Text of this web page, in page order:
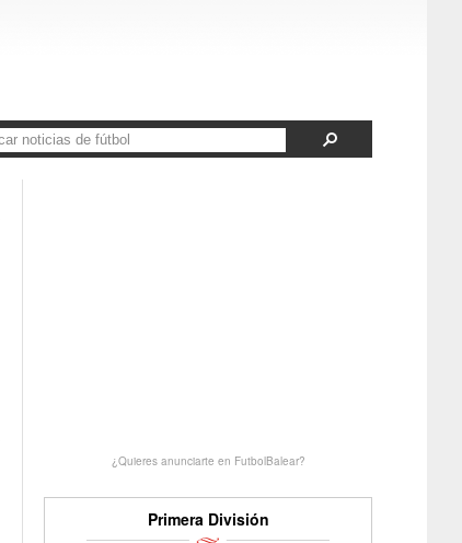
¿Quieres anunciarte en FutbolBalear?
Primera División